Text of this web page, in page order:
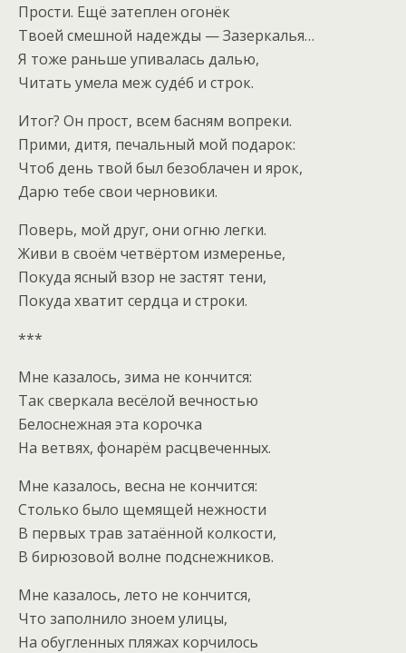
Прости. Ещё затеплен огонёк
Твоей смешной надежды — Зазеркалья…
Я тоже раньше упивалась далью,
Читать умела меж судéб и строк.
Итог? Он прост, всем басням вопреки.
Прими, дитя, печальный мой подарок:
Чтоб день твой был безоблачен и ярок,
Дарю тебе свои черновики.
Поверь, мой друг, они огню легки.
Живи в своём четвёртом измеренье,
Покуда ясный взор не застят тени,
Покуда хватит сердца и строки.
***
Мне казалось, зима не кончится:
Так сверкала весёлой вечностью
Белоснежная эта корочка
На ветвях, фонарём расцвеченных.
Мне казалось, весна не кончится:
Столько было щемящей нежности
В первых трав затаённой колкости,
В бирюзовой волне подснежников.
Мне казалось, лето не кончится,
Что заполнило зноем улицы,
На обугленных пляжах корчилось